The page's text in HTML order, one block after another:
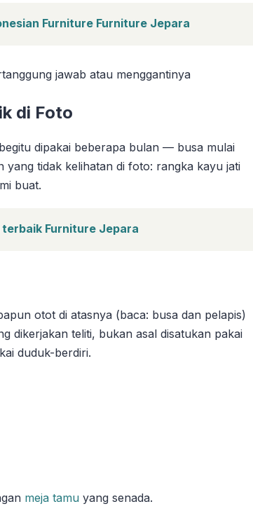
Furniture Furniture Jepara
jawab atau menggantinya
di Foto
dipakai beberapa bulan — busa mulai
yang tidak kelihatan di foto: rangka kayu jati
buat.
Furniture Jepara
otot di atasnya (baca: busa dan pelapis)
dikerjakan teliti, bukan asal disatukan pakai
duduk-berdiri.
meja tamu yang senada.